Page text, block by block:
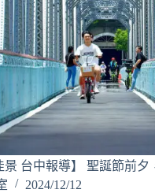
景 台中報導】 聖誕節前
2024/12/12